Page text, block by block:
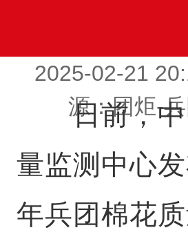
2025-02-21
源：团炬-
日前，中
量监测中心
年兵团棉花质